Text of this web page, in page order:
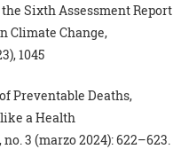
Sixth Assessment Report
Climate Change,
1045
Preventable Deaths,
a Health
no. 3 (marzo 2024): 622–623.